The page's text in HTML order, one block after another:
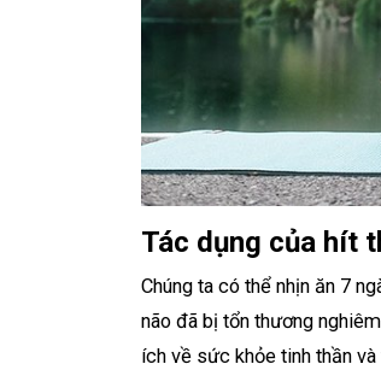
Tác dụng của hít
Chúng ta có thể nhịn ăn 7
não đã bị tổn thương
ích về sức khỏe tinh thần